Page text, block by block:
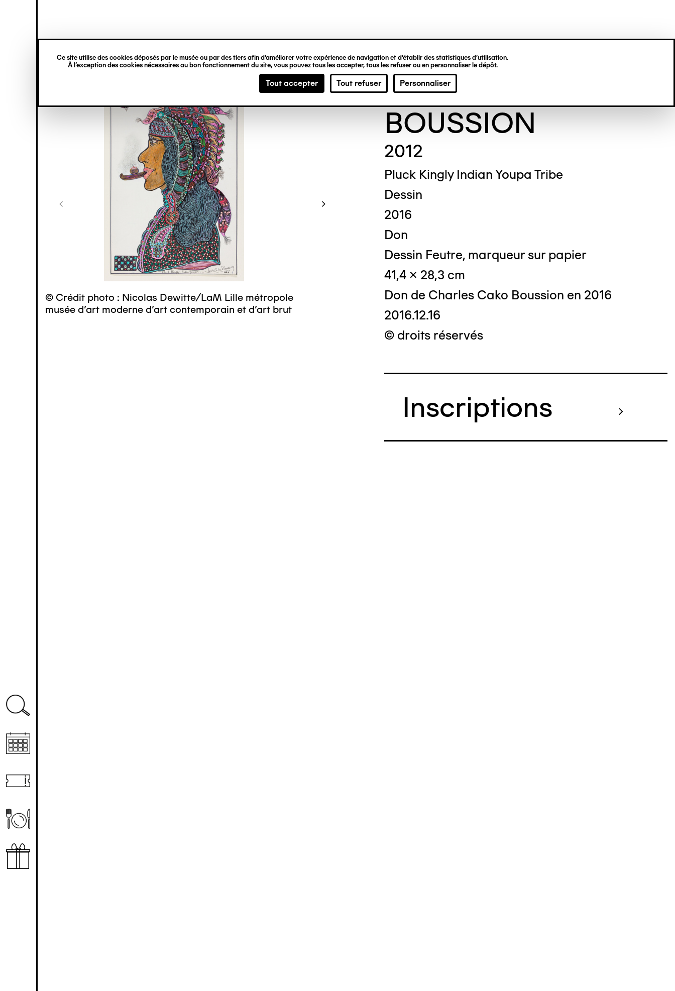
Ce site utilise des cookies déposés par le musée ou par des tiers afin d’améliorer votre expérience de navigation et d’établir des statistiques d’utilisation.
À l’exception des cookies nécessaires au bon fonctionnement du site, vous pouvez tous les accepter, tous les refuser ou en personnaliser le dépôt.
Tout accepter Tout refuser Personnaliser
principal
verticale
© Crédit photo : Nicolas Dewitte/LaM Lille métropole
musée d’art moderne d’art contemporain et d’art brut
© Crédit photo : Nicolas Dewitte/LaM Lille métropole
musée d’art moderne d’art contemporain et d’art brut
Charles Cako
BOUSSION
2012
Pluck Kingly Indian Youpa Tribe
Dessin
2016
Don
Dessin Feutre, marqueur sur papier
41,4 x 28,3 cm
Don de Charles Cako Boussion en 2016
2016.12.16
© droits réservés
Inscriptions